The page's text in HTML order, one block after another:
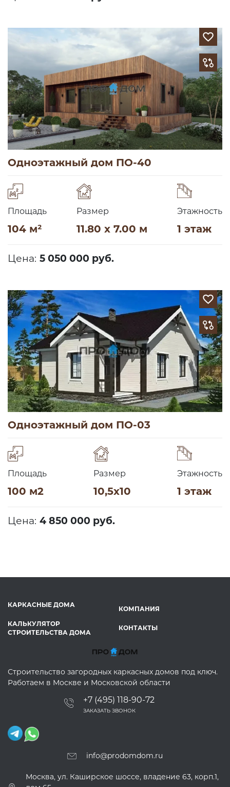
Одноэтажный дом ПО-40
Площадь
104 м²
Размер
11.80 x 7.00 м
Этажность
1 этаж
Цена: 5 050 000 руб.
Одноэтажный дом ПО-03
Площадь
100 м2
Размер
10,5х10
Этажность
1 этаж
Цена: 4 850 000 руб.
КАРКАСНЫЕ ДОМА
КАЛЬКУЛЯТОР
СТРОИТЕЛЬСТВА ДОМА
КОМПАНИЯ
КОНТАКТЫ
Строительство загородных каркасных домов под ключ.
Работаем в Москве и Московской области
+7 (495) 118-90-72
ЗАКАЗАТЬ ЗВОНОК
info@prodomdom.ru
Москва, ул. Каширское шоссе, владение 63, корп.1,